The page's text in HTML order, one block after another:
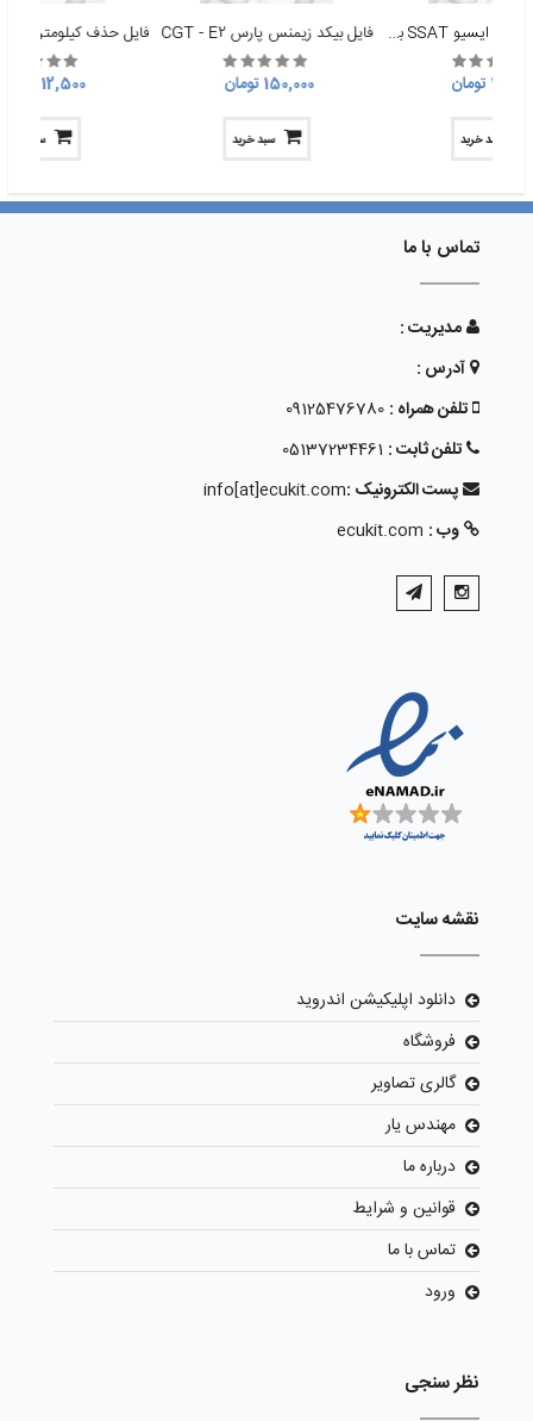
فایل رفع خطای فن ایسیو SSAT بنزینی نو فلش 405 پارس با موتور xXU7
تومان
سبد خرید
فایل بیکد زیمنس پارس CGT - E2
150,000 تومان
سبد خرید
112,500 تومان
سبد خرید
تماس با ما
مدیریت :
آدرس :
تلفن همراه : 09125476780
تلفن ثابت : 05137234461
پست الکترونیک :info[at]ecukit.com
وب : ecukit.com
نقشه سایت
دانلود اپلیکیشن اندروید
فروشگاه
گالری تصاویر
مهندس یار
درباره ما
قوانین و شرایط
تماس با ما
ورود
نظر سنجی